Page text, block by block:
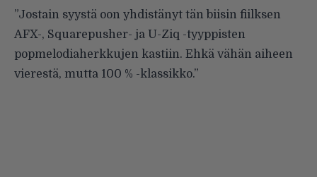
”Jostain syystä oon yhdistänyt tän biisin fiilksen
AFX-, Squarepusher- ja U-Ziq -tyyppisten
popmelodiaherkkujen kastiin. Ehkä vähän aiheen
vierestä, mutta 100 % -klassikko.”